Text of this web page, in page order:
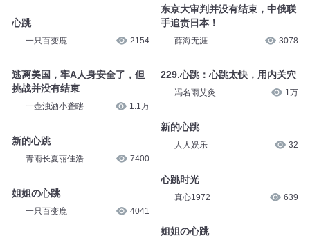
心跳
一只百变鹿 2154
逃离美国，牢A人身安全了，但
挑战并没有结束
一壶浊酒小聋瞎 1.1万
新的心跳
青雨长夏丽佳浩 7400
姐姐の心跳
一只百变鹿 4041
东京大审判并没有结束，中俄联
手追责日本！
薛海无涯 3078
229.心跳：心跳太快，用内关穴
冯名雨艾灸 1万
新的心跳
人人娱乐 32
心跳时光
真心1972 639
姐姐の心跳